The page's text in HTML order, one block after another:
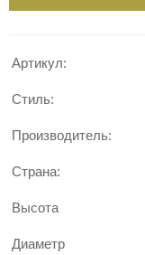
Артикул:
Стиль:
Производитель:
Страна:
Высота
Диаметр